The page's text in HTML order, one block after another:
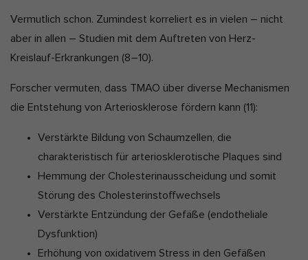
Vermutlich schon. Zumindest korreliert es in vielen – nicht
aber in allen – Studien mit dem Auftreten von Herz-
Kreislauf-Erkrankungen (8–10).
Forscher vermuten, dass TMAO über diverse Mechanismen
die Entstehung von Arteriosklerose fördern kann (11):
Verstärkte Bildung von Schaumzellen, die
charakteristisch für arteriosklerotische Plaques sind
Hemmung der Cholesterinausscheidung und somit
Störung des Cholesterinstoffwechsels
Verstärkte Entzündung der Gefäße (endotheliale
Dysfunktion)
Erhöhung von oxidativem Stress in den Gefäßen